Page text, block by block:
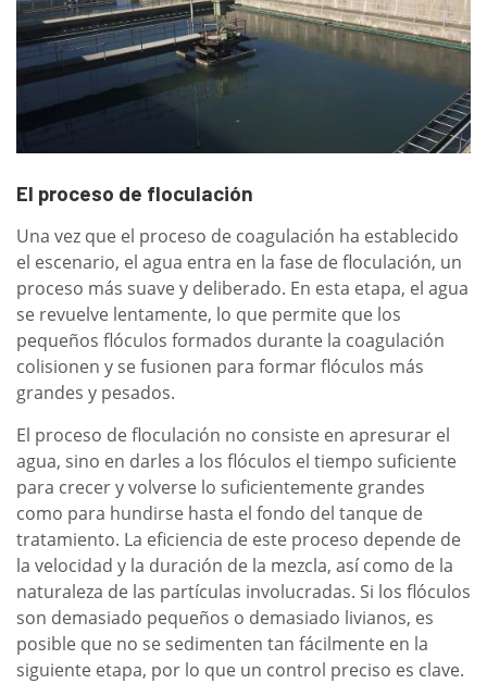
El proceso de floculación
Una vez que el proceso de coagulación ha establecido
el escenario, el agua entra en la fase de floculación, un
proceso más suave y deliberado. En esta etapa, el agua
se revuelve lentamente, lo que permite que los
pequeños flóculos formados durante la coagulación
colisionen y se fusionen para formar flóculos más
grandes y pesados.
El proceso de floculación no consiste en apresurar el
agua, sino en darles a los flóculos el tiempo suficiente
para crecer y volverse lo suficientemente grandes
como para hundirse hasta el fondo del tanque de
tratamiento. La eficiencia de este proceso depende de
la velocidad y la duración de la mezcla, así como de la
naturaleza de las partículas involucradas. Si los flóculos
son demasiado pequeños o demasiado livianos, es
posible que no se sedimenten tan fácilmente en la
siguiente etapa, por lo que un control preciso es clave.